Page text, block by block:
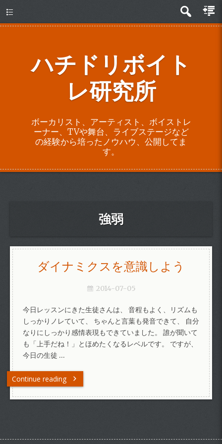
ハチドリボイト
レ研究所
ボーカリスト、アーティスト、ボイストレ
ーナー、TVや舞台、ライブステージなど
の経験から培ったノウハウ、公開してま
す。
強弱
ダイナミクスを意識しよう
2014-07-05
今日レッスンにきた生徒さんは、 音程もよく、リズムも
しっかりノレていて、 ちゃんと言葉も発音できて、 自分
なりにしっかり感情表現もできていました。 誰が聞いて
も「上手だね！」とほめたくなるレベルです。 ですが、
今日の生徒 …
Continue reading